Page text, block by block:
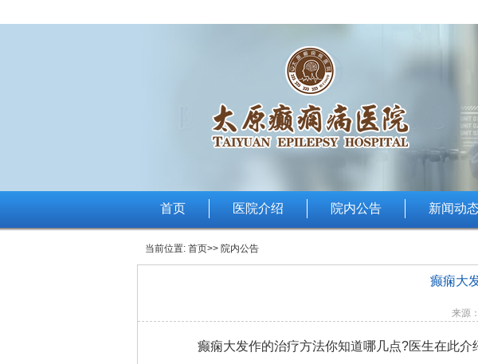
首页 医院介绍 院内公告 新闻动
当前位置: 首页>> 院内公告
癫痫大
来源
癫痫大发作的治疗方法你知道哪几点?医生在此介